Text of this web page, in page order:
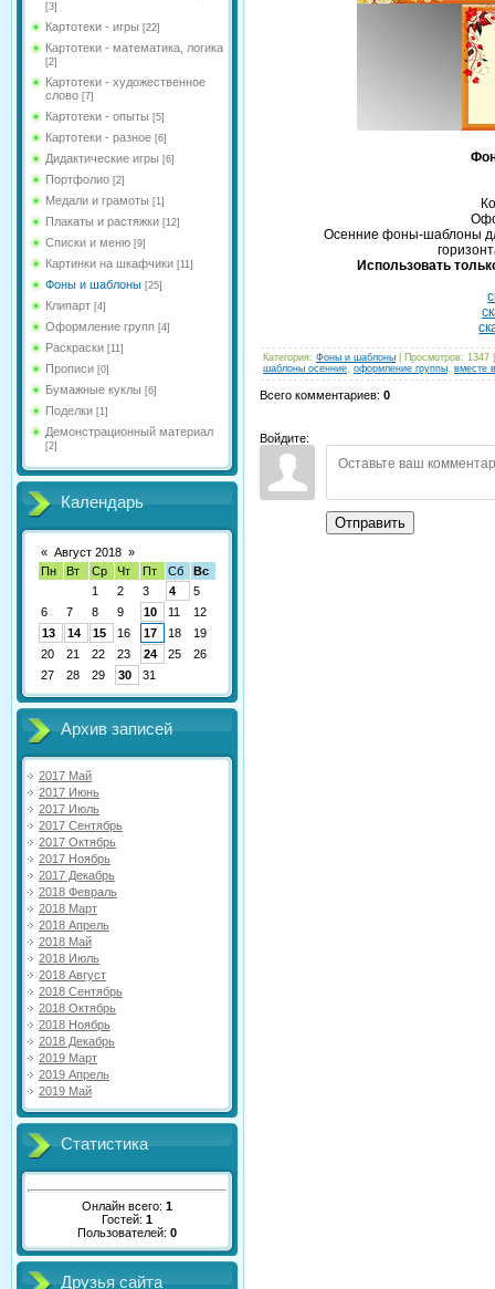
[3]
Картотеки - игры [22]
Картотеки - математика, логика
[2]
Картотеки - художественное
слово [7]
Картотеки - опыты [5]
Картотеки - разное [6]
Дидактические игры [6]
Портфолио [2]
Медали и грамоты [1]
Плакаты и растяжки [12]
Списки и меню [9]
Картинки на шкафчики [11]
Фоны и шаблоны [25]
Клипарт [4]
Оформление групп [4]
Раскраски [11]
Прописи [0]
Бумажные куклы [6]
Поделки [1]
Демонстрационный материал
[2]
Календарь
« Август 2018 »
Пн
Вт Ср Чт Пт Сб
Вс
1
2 3 4
5
6
7 8 9 10 11
12
13
14 15 16 17 18
19
20
21 22 23 24 25
26
27
28 29 30 31
Архив записей
2017 Май
2017 Июнь
2017 Июль
2017 Сентябрь
2017 Октябрь
2017 Ноябрь
2017 Декабрь
2018 Февраль
2018 Март
2018 Апрель
2018 Май
2018 Июль
2018 Август
2018 Сентябрь
2018 Октябрь
2018 Ноябрь
2018 Декабрь
2019 Март
2019 Апрель
2019 Май
Статистика
Онлайн всего: 1
Гостей: 1
Пользователей: 0
Друзья сайта
Осенние фоны-шаблоны
Использовать
Категория: Фоны и шаблоны Просмотров: 1347
шаблоны осенние, оформление группы, вместе
Всего комментариев: 0
Войдите:
Отправить